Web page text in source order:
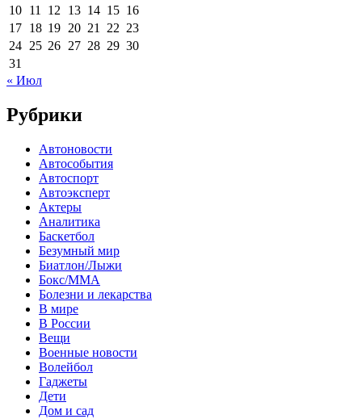
10 11 12 13 14 15 16
17 18 19 20 21 22 23
24 25 26 27 28 29 30
31
« Июл
Рубрики
Автоновости
Автособытия
Автоспорт
Автоэксперт
Актеры
Аналитика
Баскетбол
Безумный мир
Биатлон/Лыжи
Бокс/MMA
Болезни и лекарства
В мире
В России
Вещи
Военные новости
Волейбол
Гаджеты
Дети
Дом и сад